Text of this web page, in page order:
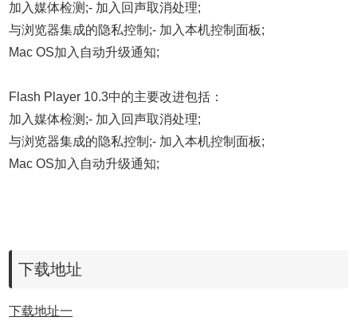
加入媒体检测;- 加入回声取消处理;
与浏览器集成的隐私控制;- 加入本机控制面板;
Mac OS加入自动升级通知;
Flash Player 10.3中的主要改进包括：
加入媒体检测;- 加入回声取消处理;
与浏览器集成的隐私控制;- 加入本机控制面板;
Mac OS加入自动升级通知;
下载地址
下载地址一